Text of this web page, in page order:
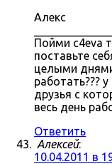
Алекс
Пойми c4eva
поставьте
целыми
работать???
друзья с
весь день
Ответить
Алексей:
10.04.2011 в